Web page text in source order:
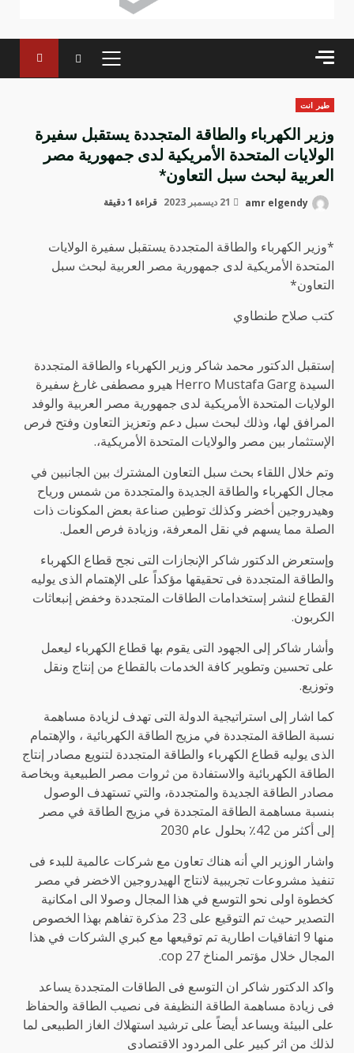
القائمة
الرئيسية
طير انت
وزير الكهرباء والطاقة المتجددة يستقبل سفيرة
الولايات المتحدة الأمريكية لدى جمهورية مصر
العربية لبحث سبل التعاون*
قراءة 1 دقيقة
*وزير الكهرباء والطاقة المتجددة يستقبل سفيرة الولايات
المتحدة الأمريكية لدى جمهورية مصر العربية لبحث سبل
التعاون*
كتب صلاح طنطاوي
إستقبل الدكتور محمد شاكر وزير الكهرباء والطاقة المتجددة
السيدة Herro Mustafa Garg هيرو مصطفى غارغ سفيرة
الولايات المتحدة الأمريكية لدى جمهورية مصر العربية والوفد
المرافق لها، وذلك لبحث سبل دعم وتعزيز التعاون وفتح فرص
الإستثمار بين مصر والولايات المتحدة الأمريكية،.
وتم خلال اللقاء بحث سبل التعاون المشترك بين الجانبين في
مجال الكهرباء والطاقة الجديدة والمتجددة من شمس ورياح
وهيدروجين أخضر وكذلك توطين صناعة بعض المكونات ذات
الصلة مما يسهم في نقل المعرفة، وزيادة فرص العمل.
وإستعرض الدكتور شاكر الإنجازات التى نجح قطاع الكهرباء
والطاقة المتجددة فى تحقيقها مؤكداً على الإهتمام الذى يوليه
القطاع لنشر إستخدامات الطاقات المتجددة وخفض إنبعاثات
الكربون.
وأشار شاكر إلى الجهود التى يقوم بها قطاع الكهرباء ليعمل
على تحسين وتطوير كافة الخدمات بالقطاع من إنتاج ونقل
وتوزيع.
كما اشار إلى استراتيجية الدولة التى تهدف لزيادة مساهمة
نسبة الطاقة المتجددة في مزيج الطاقة الكهربائية ، والإهتمام
الذى يوليه قطاع الكهرباء والطاقة المتجددة لتنويع مصادر إنتاج
الطاقة الكهربائية والاستفادة من ثروات مصر الطبيعية وبخاصة
مصادر الطاقة الجديدة والمتجددة، والتي تستهدف الوصول
بنسبة مساهمة الطاقة المتجددة في مزيج الطاقة في مصر
إلى أكثر من 42٪ بحلول عام 2030
واشار الوزير الي أنه هناك تعاون مع شركات عالمية للبدء فى
تنفيذ مشروعات تجريبية لانتاج الهيدروجين الاخضر في مصر
كخطوة اولى نحو التوسع في هذا المجال وصولا الى امكانية
التصدير حيث تم التوقيع على 23 مذكرة تفاهم بهذا الخصوص
منها 9 اتفاقيات اطارية تم توقيعها مع كبري الشركات في هذا
المجال خلال مؤتمر المناخ cop 27.
واكد الدكتور شاكر ان التوسع فى الطاقات المتجددة يساعد
فى زيادة مساهمة الطاقة النظيفة فى نصيب الطاقة والحفاظ
على البيئة ويساعد أيضاً على ترشيد استهلاك الغاز الطبيعى لما
لذلك من اثر كبير على المردود الاقتصادى